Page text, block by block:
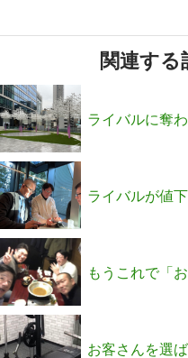
関連する
ライバルに奪
価格を上げて
ライバルが値
もうこれで「
お客さんを選